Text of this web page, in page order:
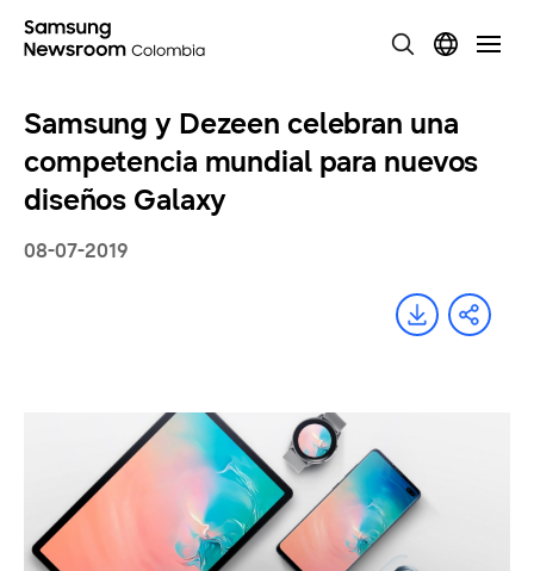
Samsung y Dezeen celebran una
competencia mundial para nuevos
diseños Galaxy
08-07-2019